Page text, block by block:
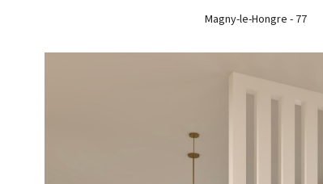
Magny-le-Hongre - 77